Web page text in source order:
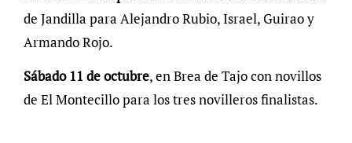
de Jandilla para Alejandro Rubio, Israel, Guirao y
Armando Rojo.
Sábado 11 de octubre, en Brea de Tajo con novillos
de El Montecillo para los tres novilleros finalistas.